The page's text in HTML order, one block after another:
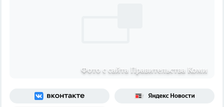
Фото с сайта Правительства Коми